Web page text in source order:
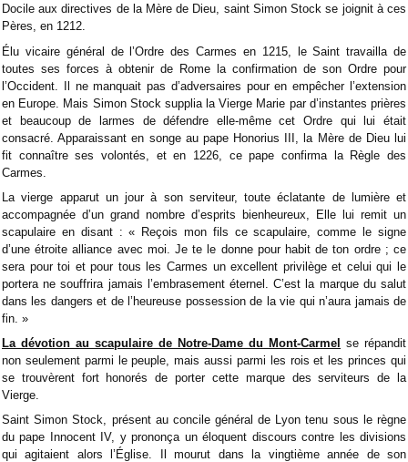
Docile aux directives de la Mère de Dieu, saint Simon Stock se joignit à ces
Pères, en 1212.
Élu vicaire général de l’Ordre des Carmes en 1215, le Saint travailla de
toutes ses forces à obtenir de Rome la confirmation de son Ordre pour
l’Occident. Il ne manquait pas d’adversaires pour en empêcher l’extension
en Europe. Mais Simon Stock supplia la Vierge Marie par d’instantes prières
et beaucoup de larmes de défendre elle-même cet Ordre qui lui était
consacré. Apparaissant en songe au pape Honorius III, la Mère de Dieu lui
fit connaître ses volontés, et en 1226, ce pape confirma la Règle des
Carmes.
La vierge apparut un jour à son serviteur, toute éclatante de lumière et
accompagnée d’un grand nombre d’esprits bienheureux, Elle lui remit un
scapulaire en disant : « Reçois mon fils ce scapulaire, comme le signe
d’une étroite alliance avec moi. Je te le donne pour habit de ton ordre ; ce
sera pour toi et pour tous les Carmes un excellent privilège et celui qui le
portera ne souffrira jamais l’embrasement éternel. C’est la marque du salut
dans les dangers et de l’heureuse possession de la vie qui n’aura jamais de
fin. »
La dévotion au scapulaire de Notre-Dame du Mont-Carmel
se répandit
non seulement parmi le peuple, mais aussi parmi les rois et les princes qui
se trouvèrent fort honorés de porter cette marque des serviteurs de la
Vierge.
Saint Simon Stock, présent au concile général de Lyon tenu sous le règne
du pape Innocent IV, y prononça un éloquent discours contre les divisions
qui agitaient alors l’Église. Il mourut dans la vingtième année de son